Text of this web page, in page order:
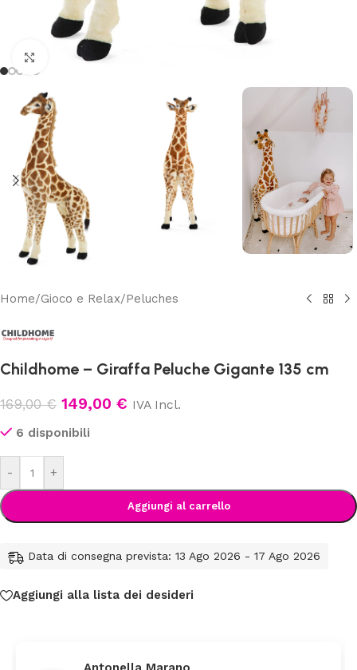
Clicca per ingrandire
Home/Gioco e Relax/Peluches
Childhome – Giraffa Peluche Gigante 135 cm
169,00€ 149,00 € IVA Incl.
6 disponibili
- +
Aggiungi al carrello
Data di consegna prevista: 13 Ago 2026 - 17 Ago 2026
Aggiungi alla lista dei desideri